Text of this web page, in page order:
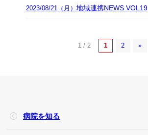
2023/08/21（月）地域連携NEWS VOL19
1 / 2 1 2 »
病院を知る